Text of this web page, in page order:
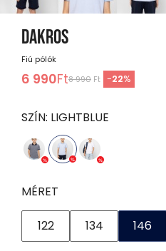
DAKROS
Fiú pólók
6 990Ft8 990 Ft -22%
SZÍN: LIGHTBLUE
MÉRET
122 134 146